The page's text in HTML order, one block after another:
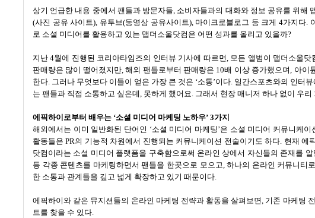
상기 언급한 내용 중에서 팬들과 방문자들, 소비자들과의 대화와 정보 공유를 위해
(사진 공유 사이트), 유투브(동영상 공유사이트), 마이크로블로그 등 크게 4가지다.
로 소셜 미디어를 활용하고 있는 맵더소울닷컴은 어떤 성과를 올리고 있을까?
지난 4월에 진행된 코리아타임즈의 인터뷰 기사에 따르면, 모든 앨범이 맵더소울닷
판매량은 많이 떨어졌지만,해외 팬들로부터 판매량은 10배 이상 증가했으며, 아이
한다. 그러나 무엇보다 이들이 얻은 가장 큰 것은 ‘소통’이다. 일간스포츠와의 인터
는 팬들과 직접 소통하고 싶은데, 못하게 했어요. 그래서 현장 매니저 하나 없이 우리
에픽하이로부터 배우는 ‘소셜 미디어 마케팅 노하우’ 3가지
해외에서는 이미 일반화된 단어인 ‘소셜 미디어 마케팅 ’은 소셜 미디어 커뮤니케
활동들은PR의 기능적 차원에서 진행되는 커뮤니케이션 전술이기도 하다. 현재 에
닷컴이라는 소셜 미디어 플랫폼을 구축함으로써 온라인 상에서 자신들의 존재를
등 각종 콘텐츠를 마케팅하면서 팬들을 한곳으로 모으고,하나의 온라인 커뮤니티
한 소통과 관계들을 깊고 넓게 확장하고 있기 때문이다.
에픽하이와 같은 뮤지션들의 온라인 마케팅 전략과 활동을 살펴보면, 기존 마케팅
트를 찾을 수 있다.